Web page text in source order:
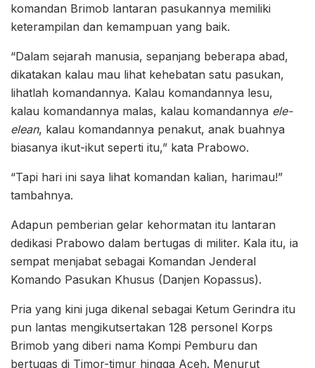
komandan Brimob lantaran pasukannya memiliki
keterampilan dan kemampuan yang baik.
“Dalam sejarah manusia, sepanjang beberapa abad,
dikatakan kalau mau lihat kehebatan satu pasukan,
lihatlah komandannya. Kalau komandannya lesu,
kalau komandannya malas, kalau komandannya ele-
elean, kalau komandannya penakut, anak buahnya
biasanya ikut-ikut seperti itu,” kata Prabowo.
“Tapi hari ini saya lihat komandan kalian, harimau!”
tambahnya.
Adapun pemberian gelar kehormatan itu lantaran
dedikasi Prabowo dalam bertugas di militer. Kala itu, ia
sempat menjabat sebagai Komandan Jenderal
Komando Pasukan Khusus (Danjen Kopassus).
Pria yang kini juga dikenal sebagai Ketum Gerindra itu
pun lantas mengikutsertakan 128 personel Korps
Brimob yang diberi nama Kompi Pemburu dan
bertugas di Timor-timur hingga Aceh. Menurut